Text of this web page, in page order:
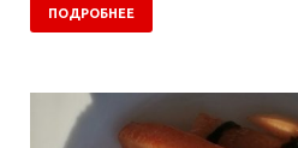
ПОДРОБНЕЕ